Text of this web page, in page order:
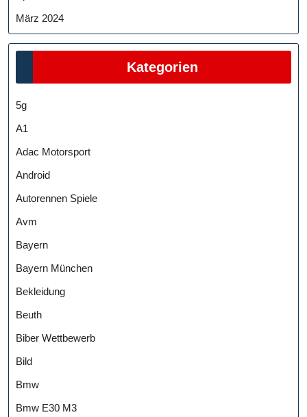
März 2024
Kategorien
5g
A1
Adac Motorsport
Android
Autorennen Spiele
Avm
Bayern
Bayern München
Bekleidung
Beuth
Biber Wettbewerb
Bild
Bmw
Bmw E30 M3